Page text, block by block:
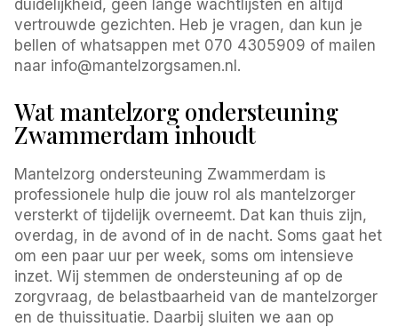
duidelijkheid, geen lange wachtlijsten en altijd
vertrouwde gezichten. Heb je vragen, dan kun je
bellen of whatsappen met 070 4305909 of mailen
naar info@mantelzorgsamen.nl.
Wat mantelzorg ondersteuning
Zwammerdam inhoudt
Mantelzorg ondersteuning Zwammerdam is
professionele hulp die jouw rol als mantelzorger
versterkt of tijdelijk overneemt. Dat kan thuis zijn,
overdag, in de avond of in de nacht. Soms gaat het
om een paar uur per week, soms om intensieve
inzet. Wij stemmen de ondersteuning af op de
zorgvraag, de belastbaarheid van de mantelzorger
en de thuissituatie. Daarbij sluiten we aan op